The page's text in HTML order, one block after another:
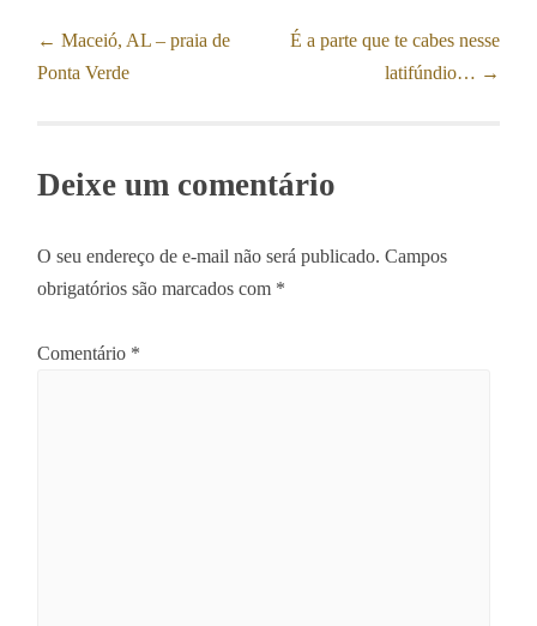
Post
← Maceió, AL – praia de
Ponta Verde
É a parte que te cabes nesse
latifúndio… →
Deixe um comentário
O seu endereço de e-mail não será publicado. Campos
obrigatórios são marcados com *
Comentário *